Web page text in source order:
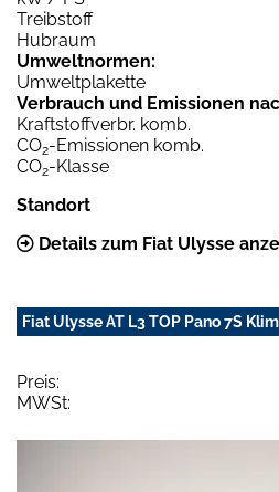
Treibstoff
Hubraum
Umweltnormen:
Umweltplakette
Verbrauch und Emissionen
Kraftstoffverbr. komb.
CO2-Emissionen komb.
CO2-Klasse
Standort
Details zum Fiat Ulysse
Fiat Ulysse AT L3 TOP Pano 7S
Preis:
MWSt: